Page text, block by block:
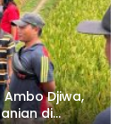
Djiwa,
di